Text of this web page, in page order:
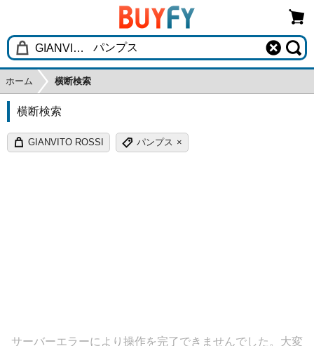
ホーム 横断検索
横断検索
GIANVITO ROSSI パンプス ×
サーバーエラーにより操作を完了できませんでした。大変